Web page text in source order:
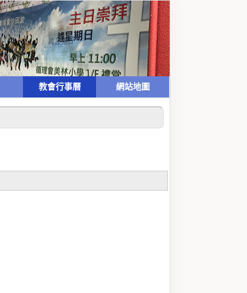
教會行事曆 網站地圖